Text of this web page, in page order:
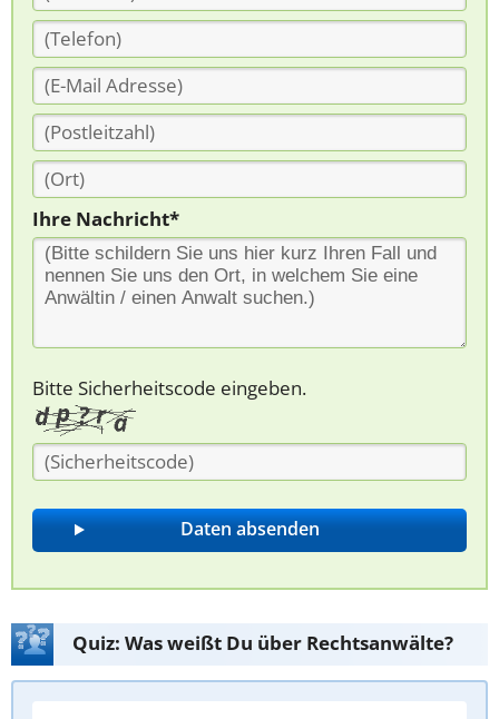
Ihre Nachricht*
Bitte Sicherheitscode eingeben.
Quiz: Was weißt Du über Rechtsanwälte?